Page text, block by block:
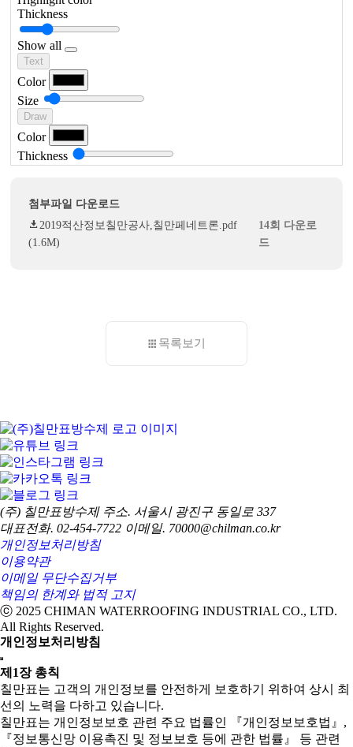
첨부파일 다운로드
2019적산정보칠만공사,칠만페네트론.pdf
(1.6M)
14회 다운로
드
목록보기
(주) 칠만표방수제 주소. 서울시 광진구 동일로 337
대표전화. 02-454-7722 이메일. 70000@chilman.co.kr
개인정보처리방침
이용약관
이메일 무단수집거부
책임의 한계와 법적 고지
ⓒ 2025 CHIMAN WATERROOFING INDUSTRIAL CO., LTD.
All Rights Reserved.
개인정보처리방침
제1장 총칙
칠만표는 고객의 개인정보를 안전하게 보호하기 위하여 상시 최
선의 노력을 다하고 있습니다.
칠만표는 개인정보보호 관련 주요 법률인 『개인정보보호법』,
『정보통신망 이용촉진 및 정보보호 등에 관한 법률』 등 관련